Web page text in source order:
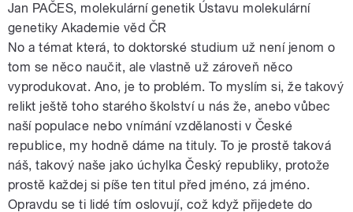
Jan PAČES, molekulární genetik Ústavu molekulární
genetiky Akademie věd ČR
No a témat která, to doktorské studium už není jenom o
tom se něco naučit, ale vlastně už zároveň něco
vyprodukovat. Ano, je to problém. To myslím si, že takový
relikt ještě toho starého školství u nás že, anebo vůbec
naší populace nebo vnímání vzdělanosti v České
republice, my hodně dáme na tituly. To je prostě taková
náš, takový naše jako úchylka Český republiky, protože
prostě každej si píše ten titul před jméno, zá jméno.
Opravdu se ti lidé tím oslovují, což když přijedete do